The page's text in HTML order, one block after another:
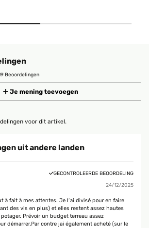
Beoordelingen
Je mening toevoegen
voor dit artikel.
uit andere landen
GECONTROLEERDE BEOORDELING
24/12/2025
à fait à mes attentes. Je l’ai divisé pour en faire
des vis en plus) et elles restent assez hautes
Prévoir un budget terreau assez
démarrer.Par contre jai également acheté (sur le